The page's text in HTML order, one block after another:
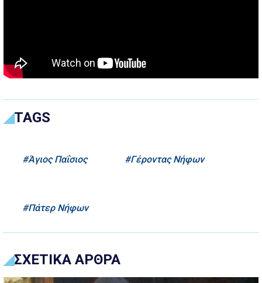
TAGS
Άγιος Παΐσιος Γέροντας Νήφων
Πάτερ Νήφων
ΣΧΕΤΙΚΑ ΑΡΘΡΑ